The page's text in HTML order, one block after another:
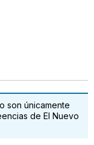
son únicamente
de El Nuevo